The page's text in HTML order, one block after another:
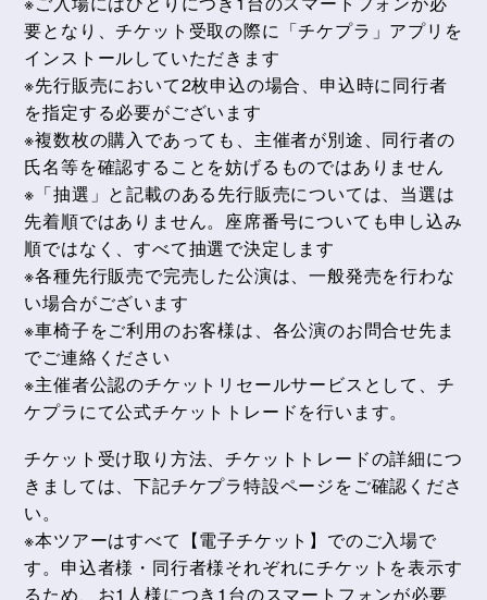
要となり、チケット受取の際に「チケプラ」アプリを
インストールしていただきます
※先行販売において2枚申込の場合、申込時に同行者
を指定する必要がございます
※複数枚の購入であっても、主催者が別途、同行者の
氏名等を確認することを妨げるものではありません
※「抽選」と記載のある先行販売については、当選は
先着順ではありません。座席番号についても申し込み
順ではなく、すべて抽選で決定します
※各種先行販売で完売した公演は、一般発売を行わな
い場合がございます
※車椅子をご利用のお客様は、各公演のお問合せ先ま
でご連絡ください
※主催者公認のチケットリセールサービスとして、チ
ケプラにて公式チケットトレードを⾏います。
チケット受け取り⽅法、チケットトレードの詳細につ
きましては、下記チケプラ特設ページをご確認くださ
い。
※本ツアーはすべて【電⼦チケット】でのご⼊場で
す。申込者様・同⾏者様それぞれにチケットを表⽰す
るため、お1⼈様につき1台のスマートフォンが必要